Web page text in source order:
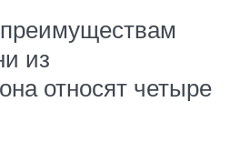
из
относят четыре